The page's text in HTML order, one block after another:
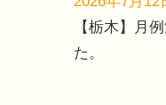
【栃木】月
た。